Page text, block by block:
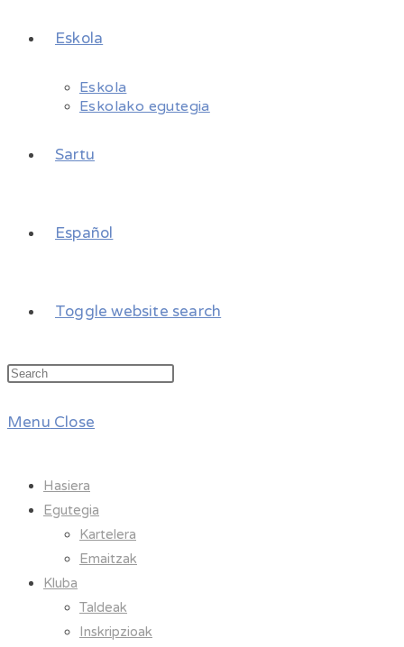
Eskola
Eskola
Eskolako egutegia
Sartu
Español
Toggle website search
Menu Close
Hasiera
Egutegia
Kartelera
Emaitzak
Kluba
Taldeak
Inskripzioak